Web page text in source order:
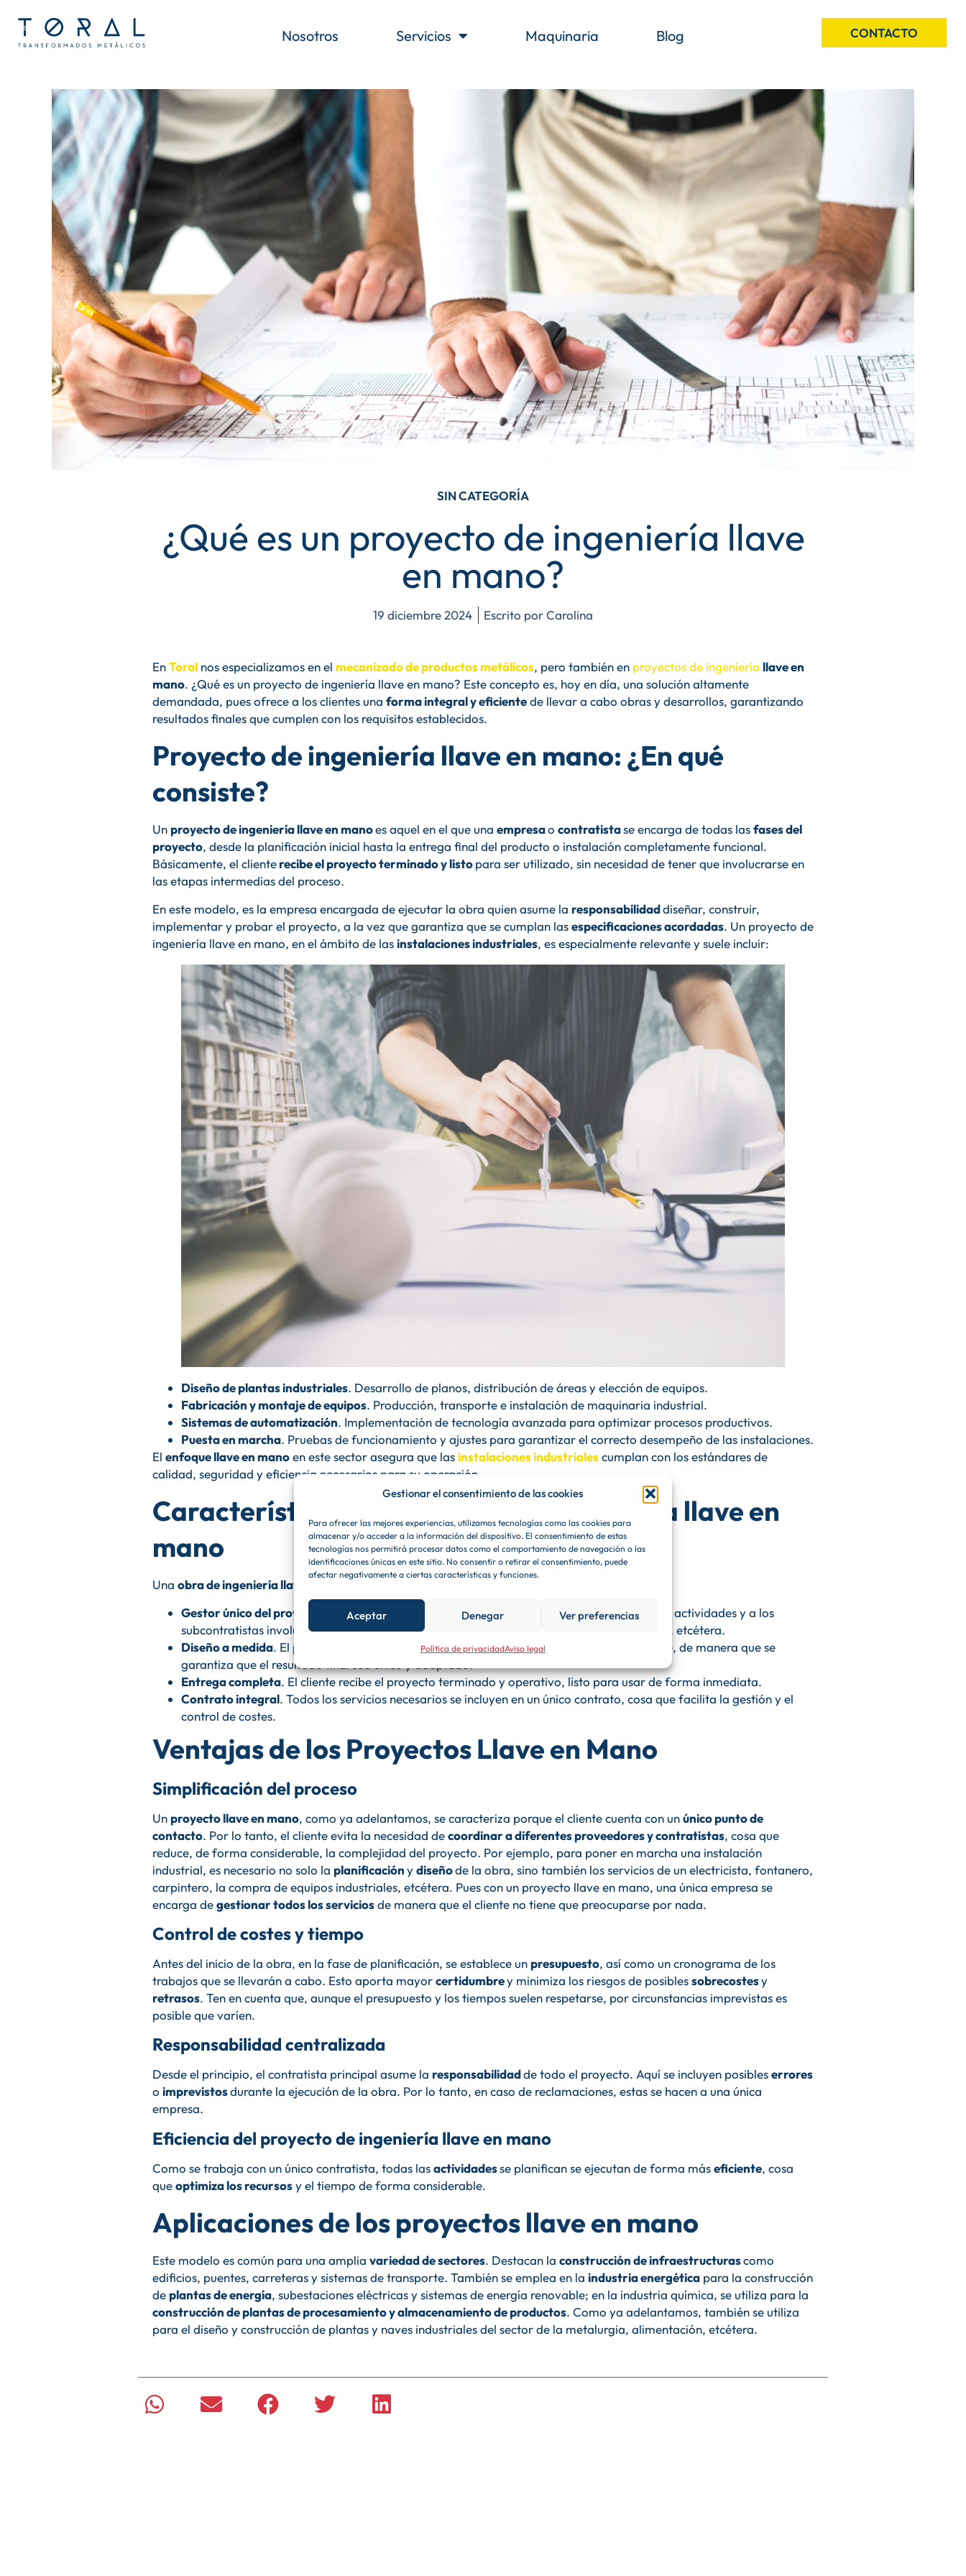
Gestionar el consentimiento de las cookies
Para ofrecer las mejores experiencias, utilizamos tecnologías como las cookies para
almacenar y/o acceder a la información del dispositivo. El consentimiento de estas
tecnologías nos permitirá procesar datos como el comportamiento de navegación o las
identificaciones únicas en este sitio. No consentir o retirar el consentimiento, puede
afectar negativamente a ciertas características y funciones.
Aceptar Denegar Ver preferencias
Política de privacidadAviso legal
Nosotros Servicios Maquinaria Blog CONTACTO
SIN CATEGORÍA
¿Qué es un proyecto de ingeniería llave
en mano?
19 diciembre 2024 Escrito porCarolina
EnToral nos especializamos en el mecanizado de productos metálicos, pero también en proyectos de ingeniería llave en
mano. ¿Qué es un proyecto de ingeniería llave en mano? Este concepto es, hoy en día, una solución altamente
demandada, pues ofrece a los clientes una forma integral y eficientede llevar a cabo obras y desarrollos, garantizando
resultados finales que cumplen con los requisitos establecidos.
Proyecto de ingeniería llave en mano: ¿En qué
consiste?
Un proyecto de ingeniería llave en manoes aquel en el que una empresao contratistase encarga de todas lasfases del
proyecto, desde la planificación inicial hasta la entrega final del producto o instalación completamente funcional.
Básicamente, el clienterecibe el proyecto terminado y listopara ser utilizado, sin necesidad de tener que involucrarse en
las etapas intermedias del proceso.
En este modelo, es la empresa encargada de ejecutar la obra quien asume la responsabilidaddiseñar, construir,
implementar y probar el proyecto, a la vez que garantiza que se cumplan lasespecificaciones acordadas. Un proyecto de
ingeniería llave en mano, en el ámbito de lasinstalaciones industriales, es especialmente relevante y suele incluir:
Diseño de plantas industriales. Desarrollo de planos, distribución de áreas y elección de equipos.
Fabricación y montaje de equipos. Producción, transporte e instalación de maquinaria industrial.
Sistemas de automatización. Implementación de tecnología avanzada para optimizar procesos productivos.
Puesta en marcha. Pruebas de funcionamiento y ajustes para garantizar el correcto desempeño de las instalaciones.
El enfoque llave en manoen este sector asegura que lasinstalaciones industrialescumplan con los estándares de
calidad, seguridad y eficiencia necesarios para su operación.
Características del proyecto de ingeniería llave en
mano
Una obra de ingeniería llave en mano
reúne las siguientes características:
Gestor único del proyecto
. El contratista principal es el responsable de coordinar todas las actividades y a los
subcontratistas involucrados. Por ejemplo, labores de electricidad, carpintería, fontanería, etcétera.
Diseño a medida. El proyecto se diseña según las necesidades y especificaciones del cliente, de manera que se
garantiza que el resultado final sea único y adaptado.
Entrega completa. El cliente recibe el proyecto terminado y operativo, listo para usar de forma inmediata.
Contrato integral. Todos los servicios necesarios se incluyen en un único contrato, cosa que facilita la gestión y el
control de costes.
Ventajas de los Proyectos Llave en Mano
Simplificación del proceso
Un proyecto llave en mano, como ya adelantamos, se caracteriza porque el cliente cuenta con unúnico punto de
contacto. Por lo tanto, el cliente evita la necesidad decoordinar a diferentes proveedores y contratistas, cosa que
reduce, de forma considerable, la complejidad del proyecto. Por ejemplo, para poner en marcha una instalación
industrial, es necesario no solo la planificaciónydiseñode la obra, sino también los servicios de un electricista, fontanero,
carpintero, la compra de equipos industriales, etcétera. Pues con un proyecto llave en mano, una única empresa se
encarga degestionar todos los serviciosde manera que el cliente no tiene que preocuparse por nada.
Control de costes y tiempo
Antes del inicio de la obra, en la fase de planificación, se establece un presupuesto, así como un cronograma de los
trabajos que se llevarán a cabo. Esto aporta mayorcertidumbrey minimiza los riesgos de posiblessobrecostesy
retrasos. Ten en cuenta que, aunque el presupuesto y los tiempos suelen respetarse, por circunstancias imprevistas es
posible que varíen.
Responsabilidad centralizada
Desde el principio, el contratista principal asume la responsabilidadde todo el proyecto. Aquí se incluyen posibleserrores
o imprevistosdurante la ejecución de la obra. Por lo tanto, en caso de reclamaciones, estas se hacen a una única
empresa.
Eficiencia del proyecto de ingeniería llave en mano
Como se trabaja con un único contratista, todas lasactividadesse planifican se ejecutan de forma máseficiente, cosa
queoptimiza los recursosy el tiempo de forma considerable.
Aplicaciones de los proyectos llave en mano
Este modelo es común para una amplia variedad de sectores. Destacan la construcción de infraestructurascomo
edificios, puentes, carreteras y sistemas de transporte. También se emplea en la industria energética para la construcción
de plantas de energía, subestaciones eléctricas y sistemas de energía renovable; en la industria química, se utiliza para la
construcción de plantas de procesamiento y almacenamiento de productos. Como ya adelantamos, también se utiliza
para el diseño y construcción de plantas y naves industriales del sector de la metalurgia, alimentación, etcétera.